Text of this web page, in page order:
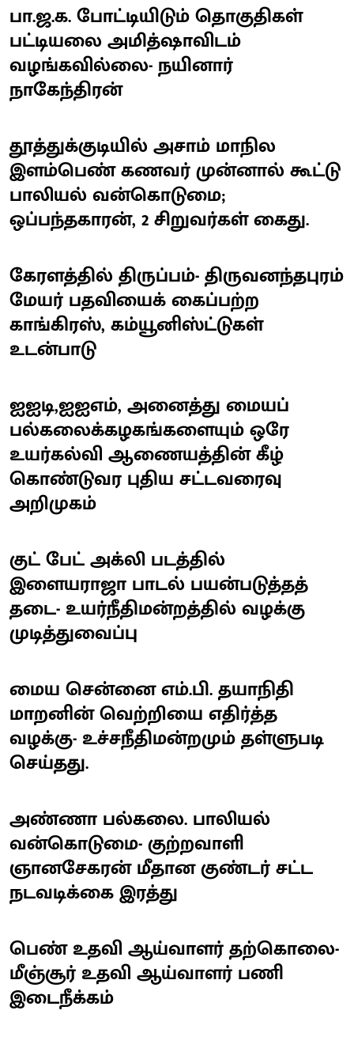
பா.ஜ.க. போட்டியிடும் தொகுதிகள்
பட்டியலை அமித்ஷாவிடம்
வழங்கவில்லை- நயினார்
நாகேந்திரன்
தூத்துக்குடியில் அசாம் மாநில
இளம்பெண் கணவர் முன்னால் கூட்டு
பாலியல் வன்கொடுமை;
ஒப்பந்தகாரன், 2 சிறுவர்கள் கைது.
கேரளத்தில் திருப்பம்- திருவனந்தபுரம்
மேயர் பதவியைக் கைப்பற்ற
காங்கிரஸ், கம்யூனிஸ்ட்டுகள்
உடன்பாடு
ஐஐடி,ஐஐஎம், அனைத்து மையப்
பல்கலைக்கழகங்களையும் ஒரே
உயர்கல்வி ஆணையத்தின் கீழ்
கொண்டுவர புதிய சட்டவரைவு
அறிமுகம்
குட் பேட் அக்லி படத்தில்
இளையராஜா பாடல் பயன்படுத்தத்
தடை- உயர்நீதிமன்றத்தில் வழக்கு
முடித்துவைப்பு
மைய சென்னை எம்.பி. தயாநிதி
மாறனின் வெற்றியை எதிர்த்த
வழக்கு- உச்சநீதிமன்றமும் தள்ளுபடி
செய்தது.
அண்ணா பல்கலை. பாலியல்
வன்கொடுமை- குற்றவாளி
ஞானசேகரன் மீதான குண்டர் சட்ட
நடவடிக்கை இரத்து
பெண் உதவி ஆய்வாளர் தற்கொலை-
மீஞ்சூர் உதவி ஆய்வாளர் பணி
இடைநீக்கம்